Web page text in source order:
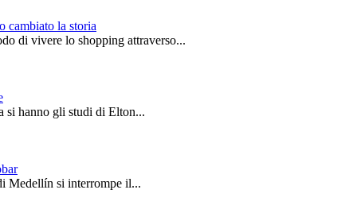
cambiato la storia
di vivere lo shopping attraverso...
si hanno gli studi di Elton...
Medellín si interrompe il...